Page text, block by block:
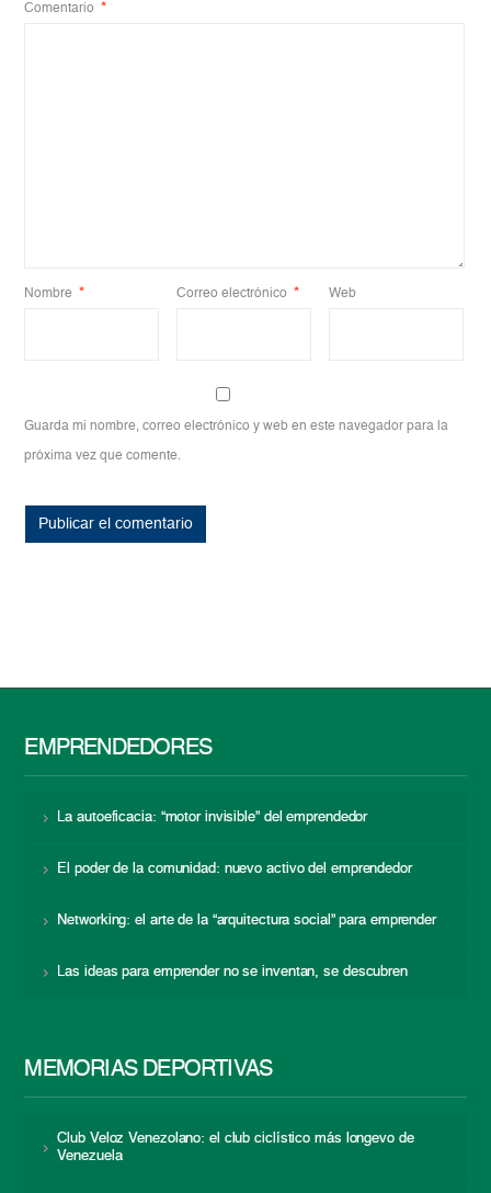
Comentario *
Nombre * Correo electrónico * Web
Guarda mi nombre, correo electrónico y web en este navegador para la
próxima vez que comente.
EMPRENDEDORES
La autoeficacia: “motor invisible” del emprendedor
El poder de la comunidad: nuevo activo del emprendedor
Networking: el arte de la “arquitectura social” para emprender
Las ideas para emprender no se inventan, se descubren
MEMORIAS DEPORTIVAS
Club Veloz Venezolano: el club ciclístico más longevo de
Venezuela